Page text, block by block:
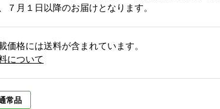
７月１日以降のお届けとなります。
価格には送料が含まれています。
について
常品